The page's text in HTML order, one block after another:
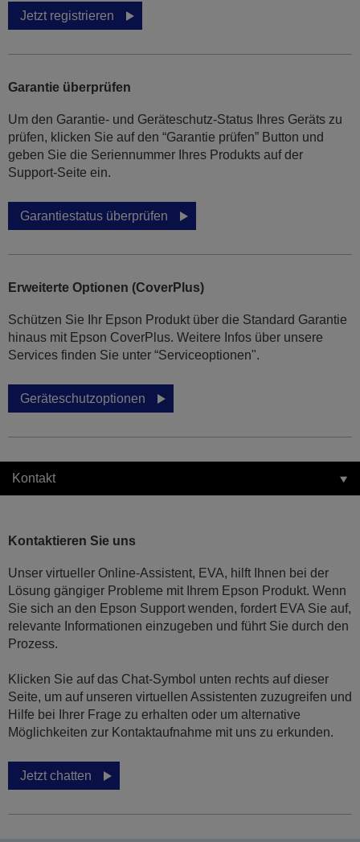
Jetzt registrieren
Garantie überprüfen
Um den Garantie- und Geräteschutz-Status Ihres Geräts zu
prüfen, klicken Sie auf den “Garantie prüfen” Button und
geben Sie die Seriennummer Ihres Produkts auf der
Support-Seite ein.
Garantiestatus überprüfen
Erweiterte Optionen (CoverPlus)
Schützen Sie Ihr Epson Produkt über die Standard Garantie
hinaus mit Epson CoverPlus. Weitere Infos über unsere
Services finden Sie unter “Serviceoptionen".
Geräteschutzoptionen
Kontakt
Kontaktieren Sie uns
Unser virtueller Online-Assistent, EVA, hilft Ihnen bei der
Lösung gängiger Probleme mit Ihrem Epson Produkt. Wenn
Sie sich an den Epson Support wenden, fordert EVA Sie auf,
relevante Informationen einzugeben und führt Sie durch den
Prozess.
Klicken Sie auf das Chat-Symbol unten rechts auf dieser
Seite, um auf unseren virtuellen Assistenten zuzugreifen und
Hilfe bei Ihrer Frage zu erhalten oder um alternative
Möglichkeiten zur Kontaktaufnahme mit uns zu erkunden.
Jetzt chatten